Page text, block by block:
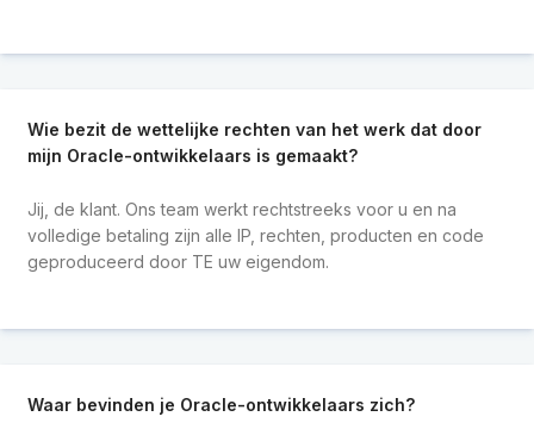
Wie bezit de wettelijke rechten van het werk dat door
mijn Oracle-ontwikkelaars is gemaakt?
Jij, de klant. Ons team werkt rechtstreeks voor u en na
volledige betaling zijn alle IP, rechten, producten en code
geproduceerd door TE uw eigendom.
Waar bevinden je Oracle-ontwikkelaars zich?